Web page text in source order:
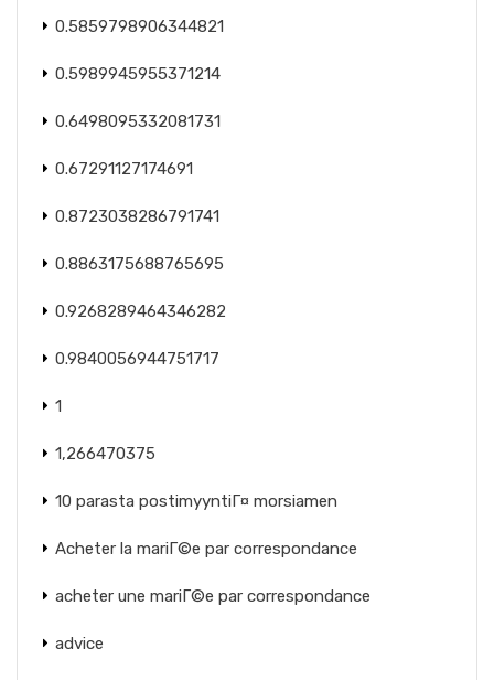
0.5859798906344821
0.5989945955371214
0.6498095332081731
0.67291127174691
0.8723038286791741
0.8863175688765695
0.9268289464346282
0.9840056944751717
1
1,266470375
10 parasta postimyyntiГ¤ morsiamen
Acheter la mariГ©e par correspondance
acheter une mariГ©e par correspondance
advice